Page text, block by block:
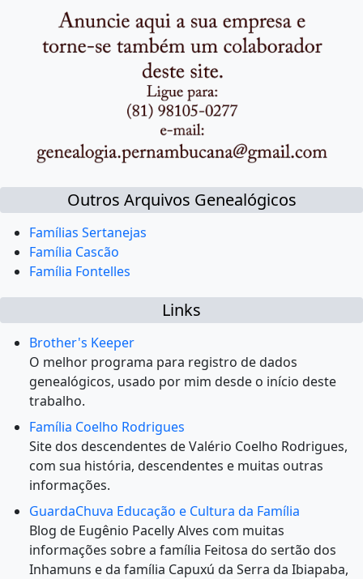
Outros Arquivos Genealógicos
Famílias Sertanejas
Família Cascão
Família Fontelles
Links
Brother's Keeper
O melhor programa para registro de dados
genealógicos, usado por mim desde o início deste
trabalho.
Família Coelho Rodrigues
Site dos descendentes de Valério Coelho Rodrigues,
com sua história, descendentes e muitas outras
informações.
GuardaChuva Educação e Cultura da Família
Blog de Eugênio Pacelly Alves com muitas
informações sobre a família Feitosa do sertão dos
Inhamuns e da família Capuxú da Serra da Ibiapaba,